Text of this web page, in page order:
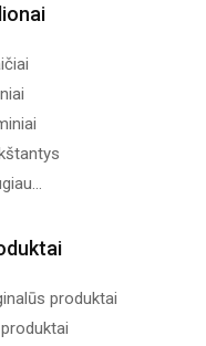
produktai